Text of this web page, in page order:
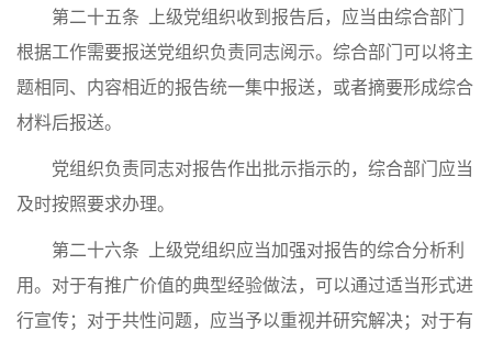
第二十五条 上级党组织收到报告后，应当由综合部门
根据工作需要报送党组织负责同志阅示。综合部门可以将主
题相同、内容相近的报告统一集中报送，或者摘要形成综合
材料后报送。
党组织负责同志对报告作出批示指示的，综合部门应当
及时按照要求办理。
第二十六条 上级党组织应当加强对报告的综合分析利
用。对于有推广价值的典型经验做法，可以通过适当形式进
行宣传；对于共性问题，应当予以重视并研究解决；对于有